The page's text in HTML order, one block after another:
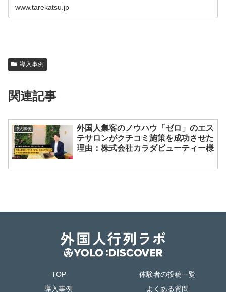
www.tarekatsu.jp
導入事例
関連記事
導入事例
外国人集客のノウハウ「ゼロ」のエス
テサロンがクチコミ施策を成功させた
理由：株式会社カラダビューティー様
TOP
体験者の投稿一覧
導入事例
よくある質問